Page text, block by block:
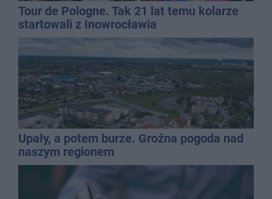
Tour de Pologne. Tak 21 lat temu kolarze
startowali z Inowrocławia
Upały, a potem burze. Groźna pogoda nad
naszym regionem